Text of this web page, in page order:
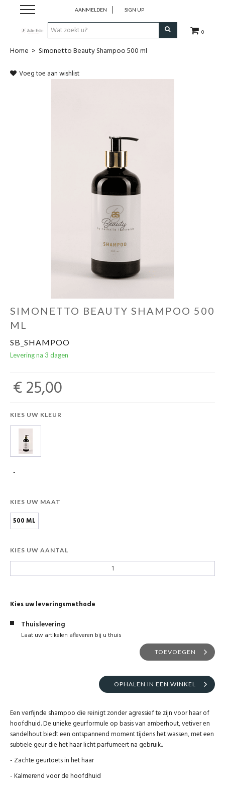
0
AANMELDEN SIGN UP
Home
Cadeaubon
Home > Simonetto Beauty Shampoo 500 ml
Voeg toe aan wishlist
SIMONETTO BEAUTY SHAMPOO 500
ML
SB_SHAMPOO
Levering na 3 dagen
€ 25,00
KIES UW KLEUR
-
KIES UW MAAT
500 ML
KIES UW AANTAL
Kies uw leveringsmethode
Thuislevering
Laat uw artikelen afleveren bij u thuis
TOEVOEGEN
OPHALEN IN EEN WINKEL
Een verfijnde shampoo die reinigt zonder agressief te zijn voor haar of
hoofdhuid. De unieke geurformule op basis van amberhout, vetiver en
sandelhout biedt een ontspannend moment tijdens het wassen, met een
subtiele geur die het haar licht parfumeert na gebruik..
- Zachte geurtoets in het haar
- Kalmerend voor de hoofdhuid